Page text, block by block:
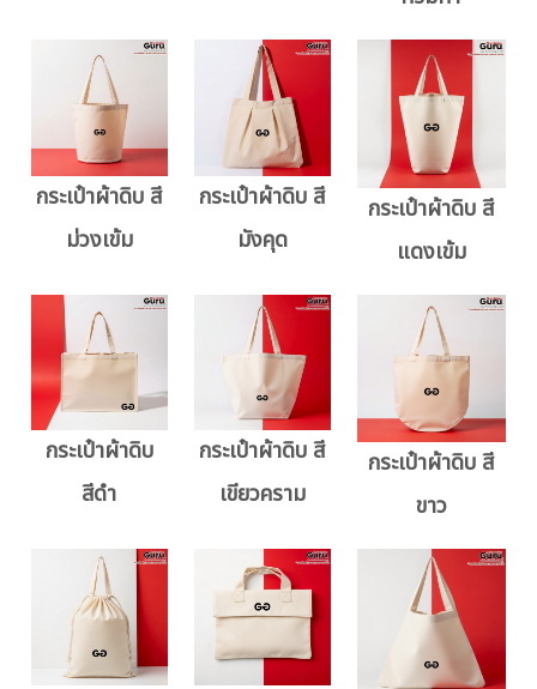
กระเป๋าผ้าดิบ สี
ม่วงเข้ม
กระเป๋าผ้าดิบ สี
มังคุด
กระเป๋าผ้าดิบ สี
แดงเข้ม
กระเป๋าผ้าดิบ
สีดำ
กระเป๋าผ้าดิบ สี
เขียวคราม
กระเป๋าผ้าดิบ สี
ขาว